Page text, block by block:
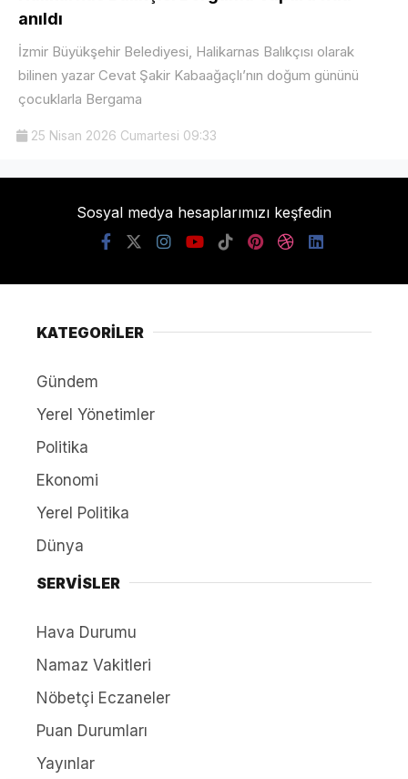
anıldı
İzmir Büyükşehir Belediyesi, Halikarnas Balıkçısı olarak
bilinen yazar Cevat Şakir Kabaağaçlı’nın doğum gününü
çocuklarla Bergama
25 Nisan 2026 Cumartesi 09:33
Sosyal medya hesaplarımızı keşfedin
KATEGORİLER
Gündem
Yerel Yönetimler
Politika
Ekonomi
Yerel Politika
Dünya
SERVİSLER
Hava Durumu
Namaz Vakitleri
Nöbetçi Eczaneler
Puan Durumları
Yayınlar